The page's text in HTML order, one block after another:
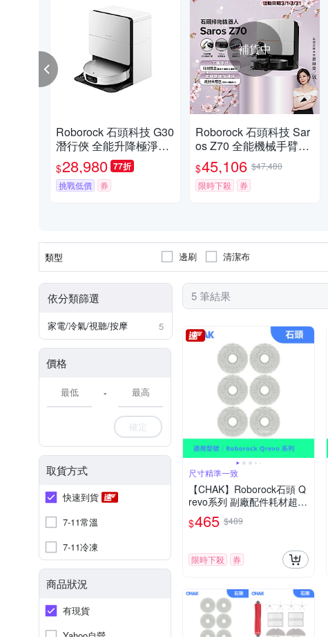
Roborock 石頭科技 G30
潛行俠 全能升降極淨王
者 (智慧升降全域LDS/
超薄7.98/聲波恆濕拖地/
22000Pa)
$28,980 77折
挑戰低價 券
補貨中
Roborock 石頭科技 Sar
os Z70 全能機械手臂旗
艦掃拖王者(機械手臂/零
纏繞/22000Pa/7.98超薄/
80度熱洗)
$45,106 $47,480
限時下殺
券
類型 邊刷 清潔布
依分類篩選
家電/冷氣/視聽/按摩 5
價格
-
確定
取貨方式
快速到貨
7-11常溫
7-11冷凍
商品狀況
有現貨
5 筆結果
尺寸精準一致
【CHAK】Roborock石頭 Q
revo系列 副廠配件耗材超值
組(拖布6入組)
$465 $489
限時下殺 券